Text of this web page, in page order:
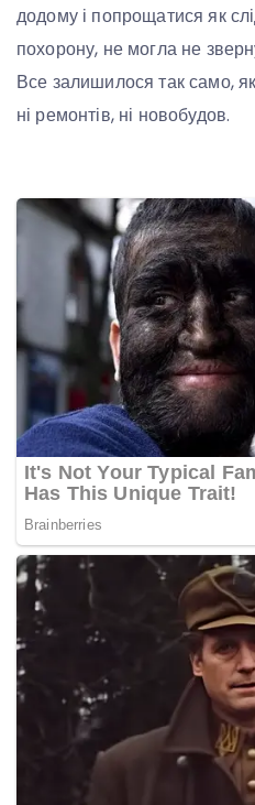
додому і попрощатися як
похорону, не могла не
Все залишилося так само, як
ні ремонтів, ні новобудов.